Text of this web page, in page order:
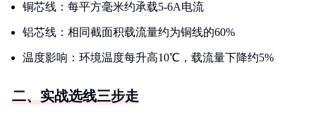
铜芯线：每平方毫米约承载5-6A电流
铝芯线：相同截面积载流量约为铜线的60%
温度影响：环境温度每升高10℃，载流量下降约5%
二、实战选线三步走